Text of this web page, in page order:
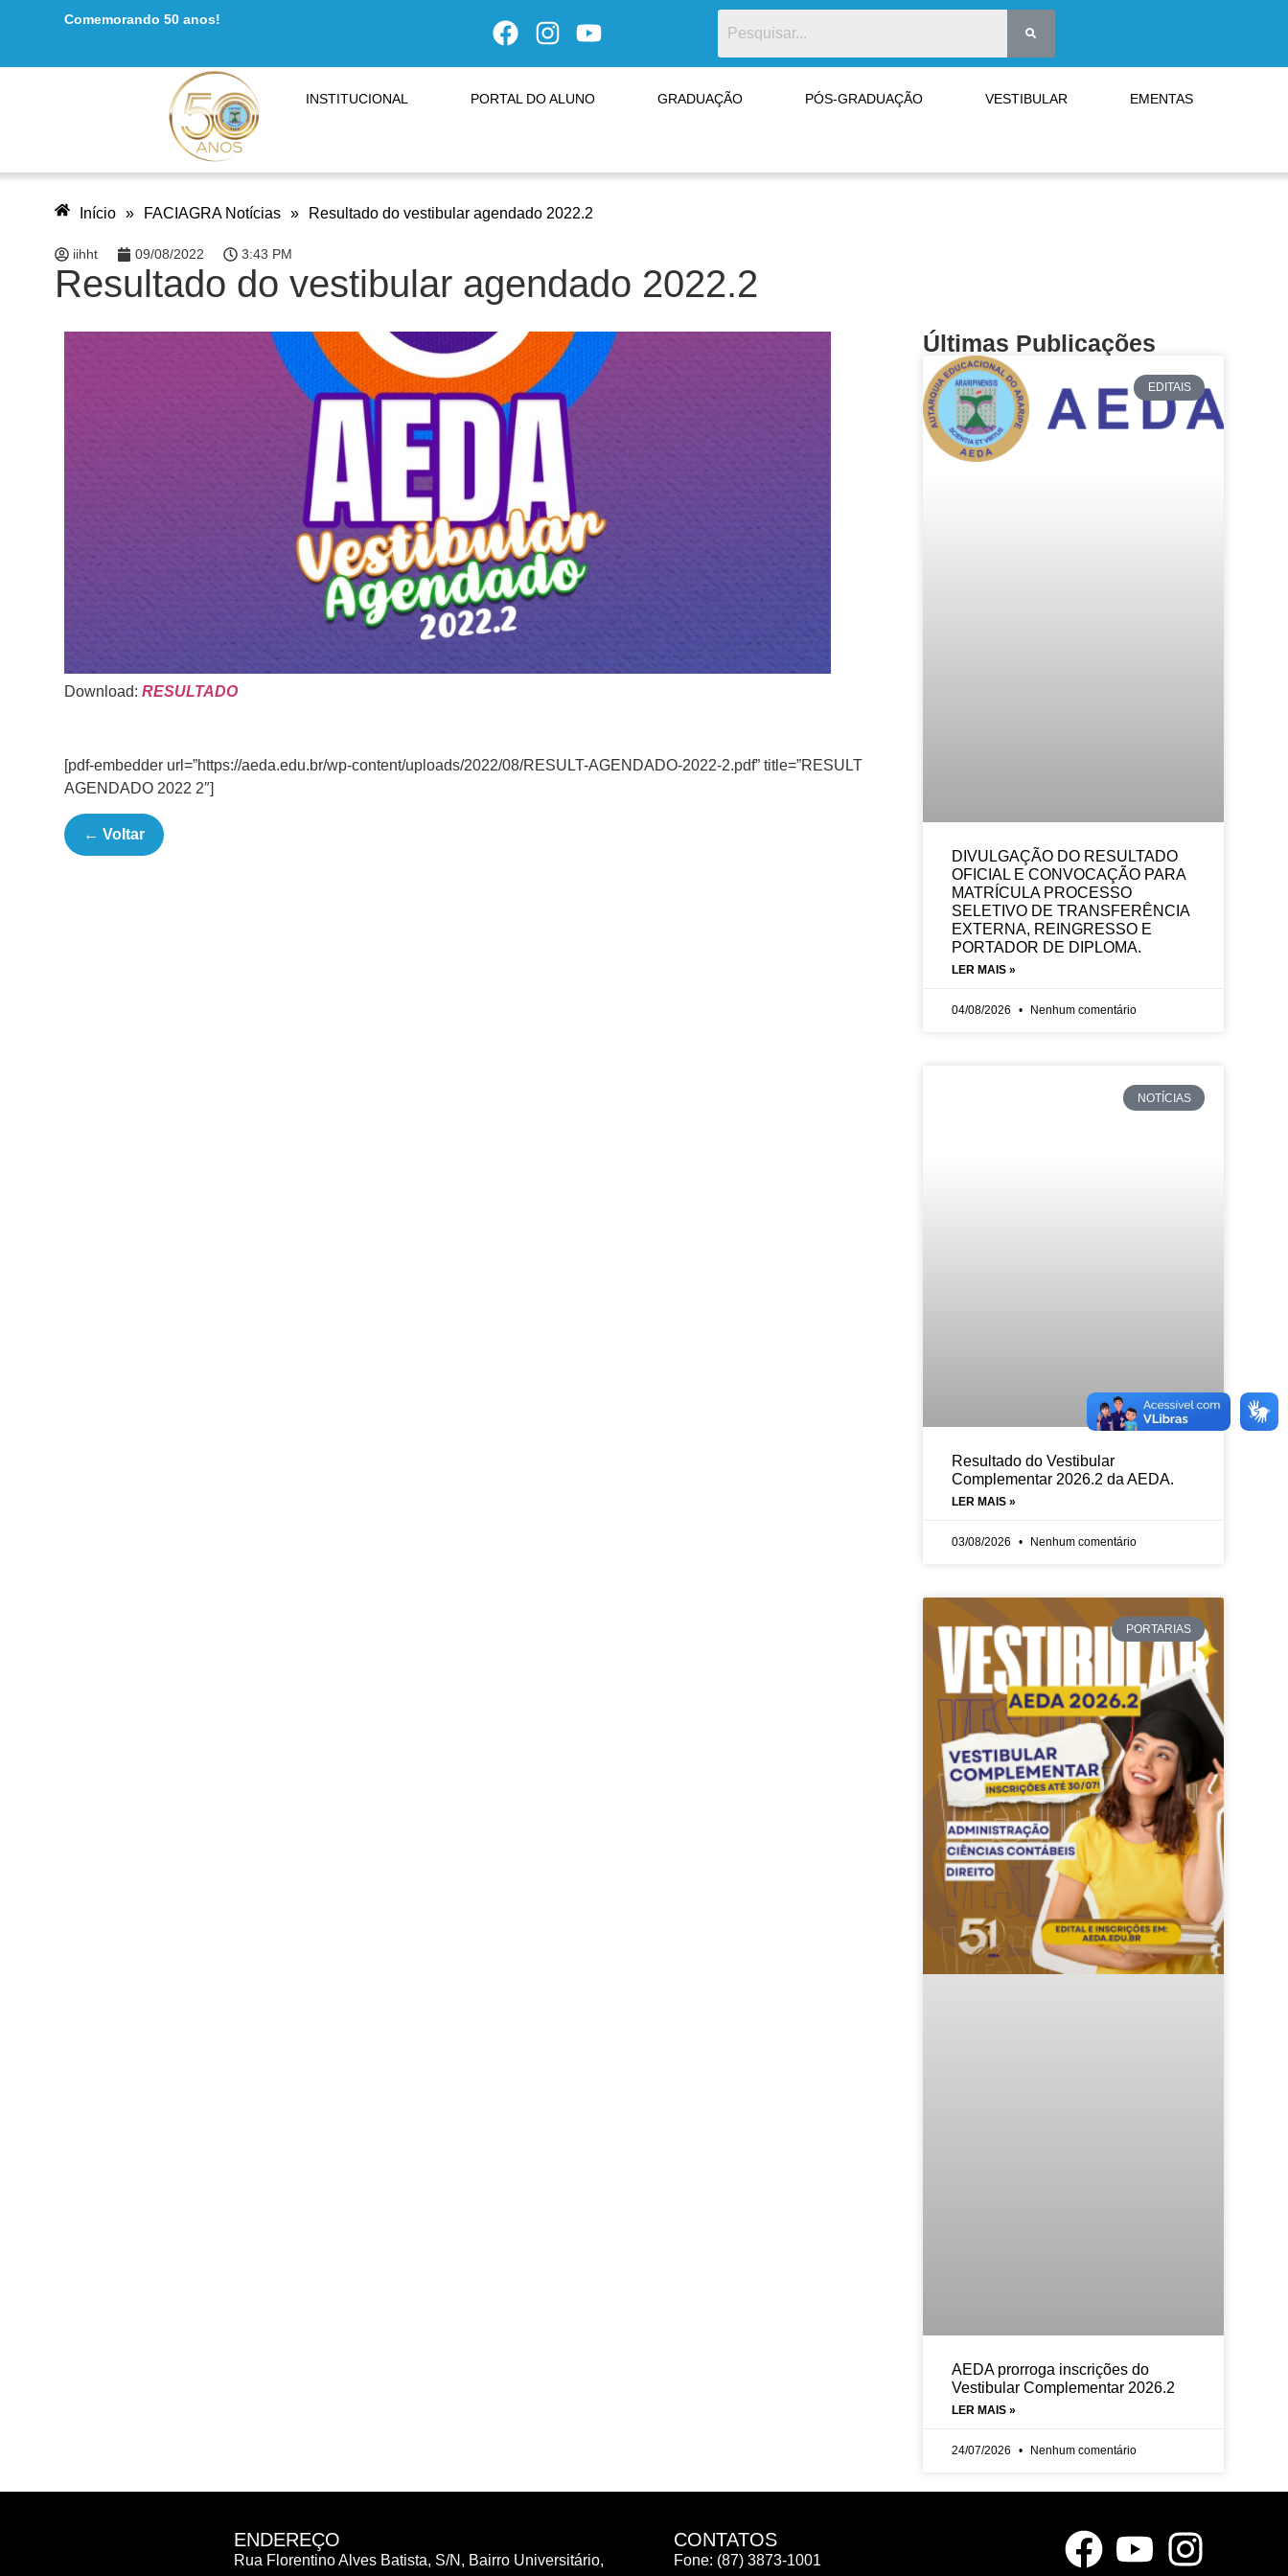
Comemorando 50 anos!
INSTITUCIONAL PORTAL DO ALUNO GRADUAÇÃO PÓS-GRADUAÇÃO VESTIBULAR EMENTAS
Início » FACIAGRA Notícias » Resultado do vestibular agendado 2022.2
iihht 09/08/2022 3:43 PM
Resultado do vestibular agendado 2022.2
Download: RESULTADO
[pdf-embedder url=”https://aeda.edu.br/wp-content/uploads/2022/08/RESULT-AGENDADO-2022-2.pdf” title=”RESULT
AGENDADO 2022 2″]
← Voltar
Últimas Publicações
EDITAIS
DIVULGAÇÃO DO RESULTADO
OFICIAL E CONVOCAÇÃO PARA
MATRÍCULA PROCESSO
SELETIVO DE TRANSFERÊNCIA
EXTERNA, REINGRESSO E
PORTADOR DE DIPLOMA.
LER MAIS »
04/08/2026 Nenhum comentário
NOTÍCIAS
Resultado do Vestibular
Complementar 2026.2 da AEDA.
LER MAIS »
03/08/2026 Nenhum comentário
PORTARIAS
AEDA prorroga inscrições do
Vestibular Complementar 2026.2
LER MAIS »
24/07/2026 Nenhum comentário
ENDEREÇO
Rua Florentino Alves Batista, S/N, Bairro Universitário,
CONTATOS
Fone: (87) 3873-1001